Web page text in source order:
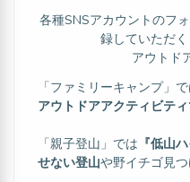
各種SNSアカウントのフ
録していただく
アウトド
「ファミリーキャンプ」
アウトドアアクティビテ
「親子登山」では 『低山
せない登山や野イチゴ見